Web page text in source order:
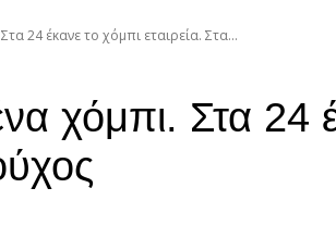
24 έκανε το χόμπι εταιρεία. Στα...
χόμπι. Στα 24